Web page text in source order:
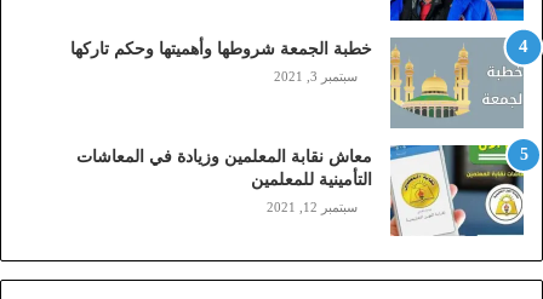
ا
ي
ل
ي
ز
ي
ن
)
خطبة الجمعة شروطها وأهميتها وحكم تاركها
سبتمبر 3, 2021
معاش نقابة المعلمين وزيادة في المعاشات
التأمينية للمعلمين
سبتمبر 12, 2021